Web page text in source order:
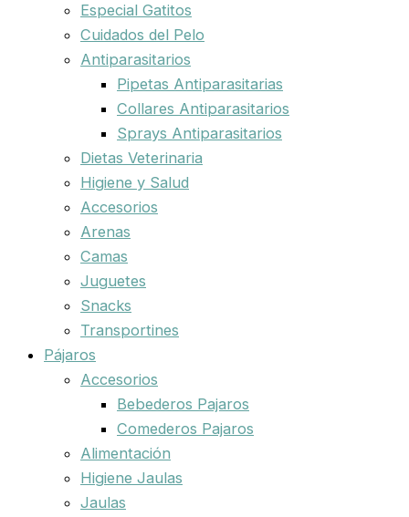
Especial Gatitos
Cuidados del Pelo
Antiparasitarios
Pipetas Antiparasitarias
Collares Antiparasitarios
Sprays Antiparasitarios
Dietas Veterinaria
Higiene y Salud
Accesorios
Arenas
Camas
Juguetes
Snacks
Transportines
Pájaros
Accesorios
Bebederos Pajaros
Comederos Pajaros
Alimentación
Higiene Jaulas
Jaulas